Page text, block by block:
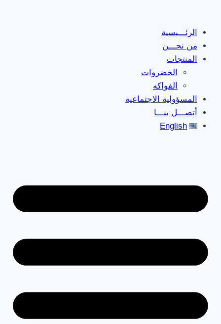
contentالرئـــيسية
من نحـــن
المنتجات
الخضروات
الفواكه
المسؤولية الاجتماعية
أتصـــل بنـــا
English